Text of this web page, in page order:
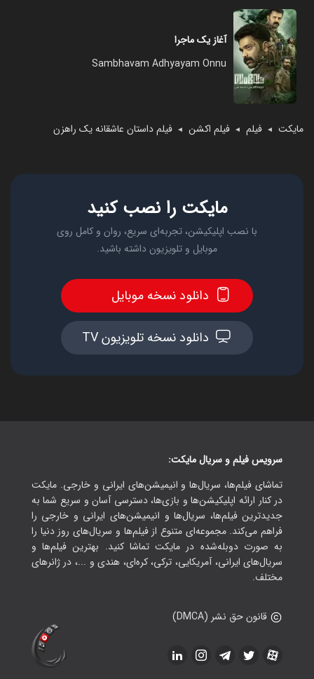
مایکت ◄ فیلم ◄ فیلم اکشن ◄ فیلم داستان عاشقانه یک راهزن
آغاز یک ماجرا
Sambhavam Adhyayam Onnu
مایکت را نصب کنید
با نصب اپلیکیشن، تجربه‌ای سریع، روان و کامل روی
موبایل و تلویزیون داشته باشید.
دانلود نسخه موبایل
دانلود نسخه تلویزیون TV
سرویس فیلم و سریال مایکت:
تماشای فیلم‌ها، سریال‌ها و انیمیشن‌های ایرانی و خارجی. مایکت
در کنار ارائه اپلیکیشن‌ها و بازی‌ها، دسترسی آسان و سریع شما به
جدیدترین فیلم‌ها، سریال‌ها و انیمیشن‌های ایرانی و خارجی را
فراهم می‌کند. مجموعه‌ای متنوع از فیلم‌ها و سریال‌های روز دنیا را
به صورت دوبله‌شده در مایکت تماشا کنید. بهترین فیلم‌ها و
سریال‌های ایرانی، آمریکایی، ترکی، کره‌ای، هندی و ...، در ژانرهای
مختلف.
قانون حق نشر (DMCA)